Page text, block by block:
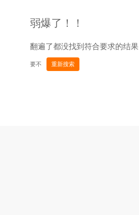
弱爆了！！
翻遍了都没找到符合要求的结果
要不 重新搜索